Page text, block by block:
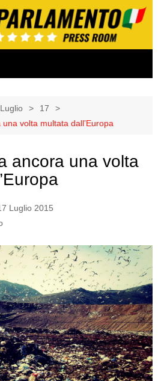
Luglio
17
una volta multata dall’Europa
ancora una volta
Luglio 2015